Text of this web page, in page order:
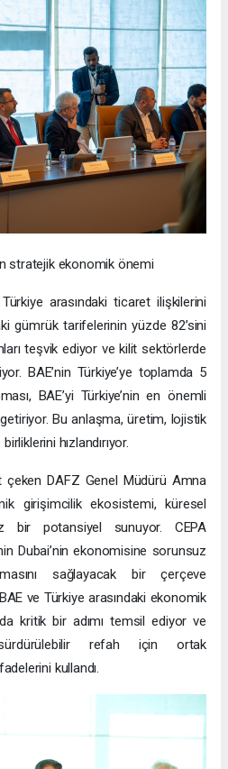
stratejik ekonomik önemi
arasındaki ticaret ilişkilerini
gümrük tarifelerinin yüzde 82’sini
teşvik ediyor ve kilit sektörlerde
BAE’nin Türkiye’ye toplamda 5
BAE’yi Türkiye’nin en önemli
getiriyor. Bu anlaşma, üretim, lojistik
hızlandırıyor.
DAFZ Genel Müdürü Amna
girişimcilik ekosistemi, küresel
bir potansiyel sunuyor. CEPA
Dubai’nin ekonomisine sorunsuz
sağlayacak bir çerçeve
ve Türkiye arasındaki ekonomik
kritik bir adımı temsil ediyor ve
sürdürülebilir refah için ortak
kullandı.